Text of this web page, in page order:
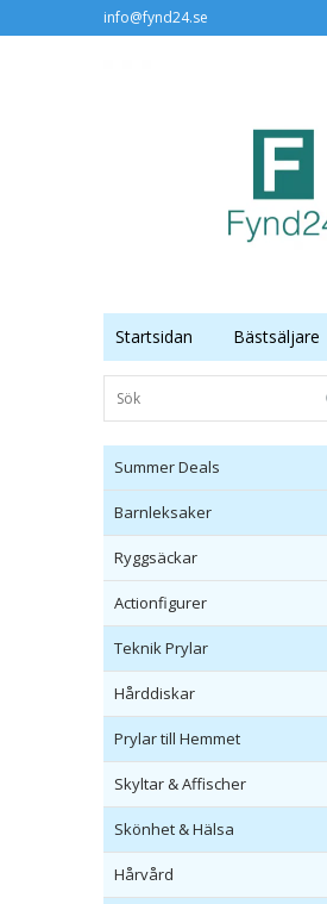
info@fynd24.se
Startsidan Bästsäljare
Summer Deals
Barnleksaker
Ryggsäckar
Actionfigurer
Teknik Prylar
Hårddiskar
Prylar till Hemmet
Skyltar & Affischer
Skönhet & Hälsa
Hårvård